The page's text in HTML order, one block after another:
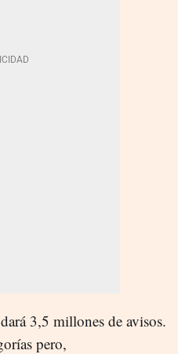
3,5 millones de avisos.
pero,